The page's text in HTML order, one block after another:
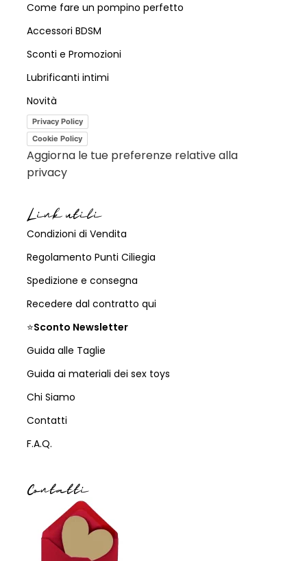
Come fare un pompino perfetto
Accessori BDSM
Sconti e Promozioni
Lubrificanti intimi
Novità
Privacy Policy
Cookie Policy
Aggiorna le tue preferenze relative alla
privacy
Link utili
Condizioni di Vendita
Regolamento Punti Ciliegia
Spedizione e consegna
Recedere dal contratto qui
⭐Sconto Newsletter
Guida alle Taglie
Guida ai materiali dei sex toys
Chi Siamo
Contatti
F.A.Q.
Contatti